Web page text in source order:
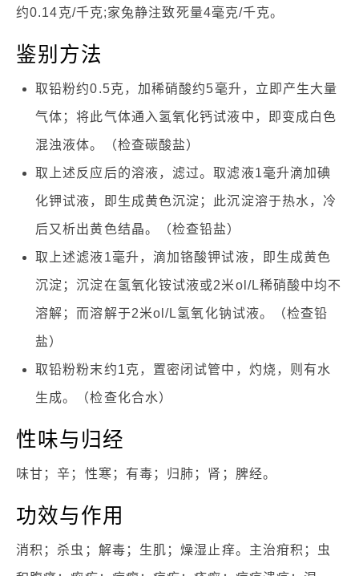
约0.14克/千克;家兔静注致死量4毫克/千克。
鉴别方法
取铅粉约0.5克，加稀硝酸约5毫升，立即产生大量
气体；将此气体通入氢氧化钙试液中，即变成白色
混浊液体。（检查碳酸盐）
取上述反应后的溶液，滤过。取滤液1毫升滴加碘
化钾试液，即生成黄色沉淀；此沉淀溶于热水，冷
后又析出黄色结晶。（检查铅盐）
取上述滤液1毫升，滴加铬酸钾试液，即生成黄色
沉淀；沉淀在氢氧化铵试液或2米ol/L稀硝酸中均不
溶解；而溶解于2米ol/L氢氧化钠试液。（检查铅
盐）
取铅粉粉末约1克，置密闭试管中，灼烧，则有水
生成。（检查化合水）
性味与归经
味甘；辛；性寒；有毒；归肺；肾；脾经。
功效与作用
消积；杀虫；解毒；生肌；燥湿止痒。主治疳积；虫